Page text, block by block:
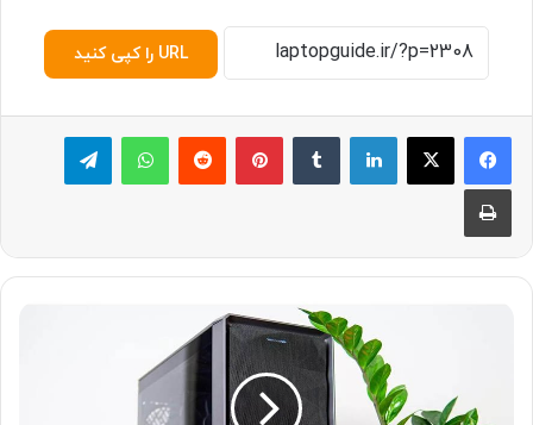
URL را کپی کنید
لینکدین پینترست ‫رددیت واتس آپ
چاپ